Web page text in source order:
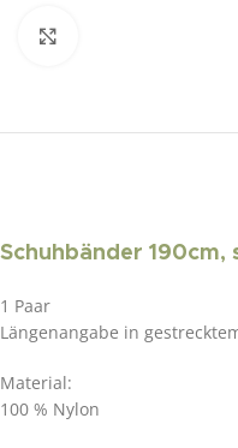
Schuhbänder 190cm,
1 Paar
Längenangabe in
Material:
100 % Nylon